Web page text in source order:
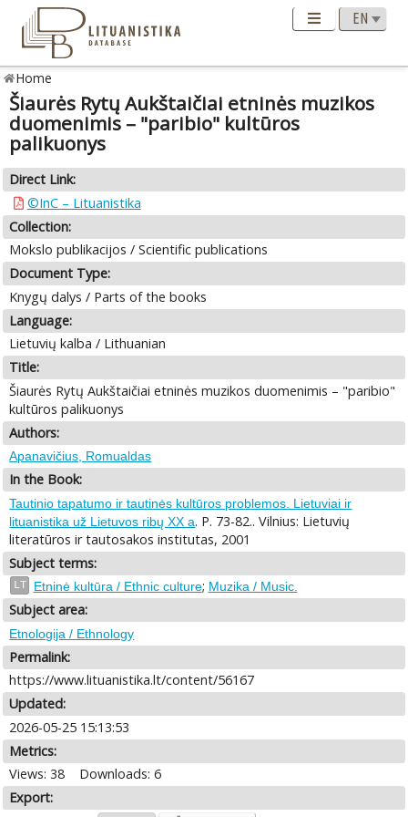
Home
Šiaurės Rytų Aukštaičiai etninės muzikos
duomenimis – "paribio" kultūros
palikuonys
Direct Link:
©InC – Lituanistika
Collection:
Mokslo publikacijos / Scientific publications
Document Type:
Knygų dalys / Parts of the books
Language:
Lietuvių kalba / Lithuanian
Title:
Šiaurės Rytų Aukštaičiai etninės muzikos duomenimis – "paribio"
kultūros palikuonys
Authors:
Apanavičius, Romualdas
In the Book:
Tautinio tapatumo ir tautinės kultūros problemos. Lietuviai ir
lituanistika už Lietuvos ribų XX a. P. 73-82.. Vilnius: Lietuvių
literatūros ir tautosakos institutas, 2001
Subject terms:
LT Etninė kultūra / Ethnic culture; Muzika / Music.
Subject area:
Etnologija / Ethnology
Permalink:
https://www.lituanistika.lt/content/56167
Updated:
2026-05-25 15:13:53
Metrics:
Views: 38
Downloads: 6
Export: